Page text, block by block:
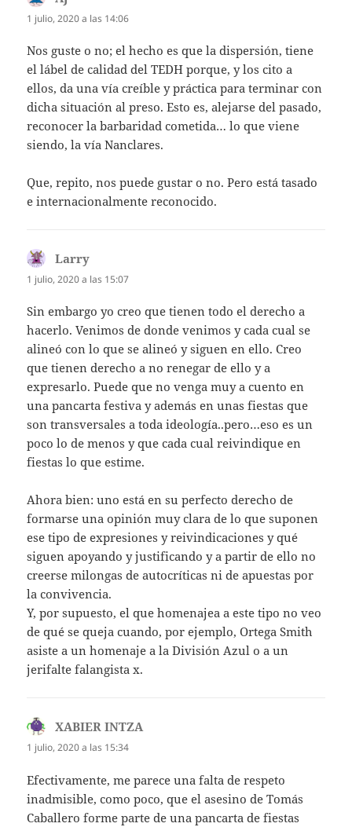
1 julio, 2020 a las 14:06
Nos guste o no; el hecho es que la dispersión, tiene
el lábel de calidad del TEDH porque, y los cito a
ellos, da una vía creíble y práctica para terminar con
dicha situación al preso. Esto es, alejarse del pasado,
reconocer la barbaridad cometida… lo que viene
siendo, la vía Nanclares.
Que, repito, nos puede gustar o no. Pero está tasado
e internacionalmente reconocido.
Larry
1 julio, 2020 a las 15:07
Sin embargo yo creo que tienen todo el derecho a
hacerlo. Venimos de donde venimos y cada cual se
alineó con lo que se alineó y siguen en ello. Creo
que tienen derecho a no renegar de ello y a
expresarlo. Puede que no venga muy a cuento en
una pancarta festiva y además en unas fiestas que
son transversales a toda ideología..pero…eso es un
poco lo de menos y que cada cual reivindique en
fiestas lo que estime.
Ahora bien: uno está en su perfecto derecho de
formarse una opinión muy clara de lo que suponen
ese tipo de expresiones y reivindicaciones y qué
siguen apoyando y justificando y a partir de ello no
creerse milongas de autocríticas ni de apuestas por
la convivencia.
Y, por supuesto, el que homenajea a este tipo no veo
de qué se queja cuando, por ejemplo, Ortega Smith
asiste a un homenaje a la División Azul o a un
jerifalte falangista x.
XABIER INTZAdice:
1 julio, 2020 a las 15:34
Efectivamente, me parece una falta de respeto
inadmisible, como poco, que el asesino de Tomás
Caballero forme parte de una pancarta de fiestas